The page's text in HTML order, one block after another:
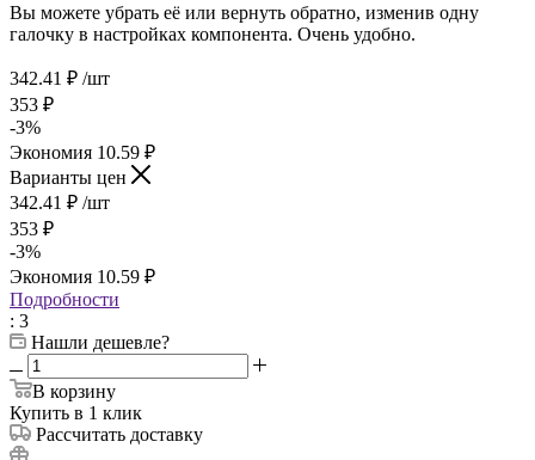
Вы можете убрать её или вернуть обратно, изменив одну
галочку в настройках компонента. Очень удобно.
342.41 ₽ /шт
353 ₽
-3%
Экономия 10.59 ₽
Варианты цен
342.41 ₽ /шт
353 ₽
-3%
Экономия 10.59 ₽
Подробности
: 3
Нашли дешевле?
В корзину
Купить в 1 клик
Рассчитать доставку